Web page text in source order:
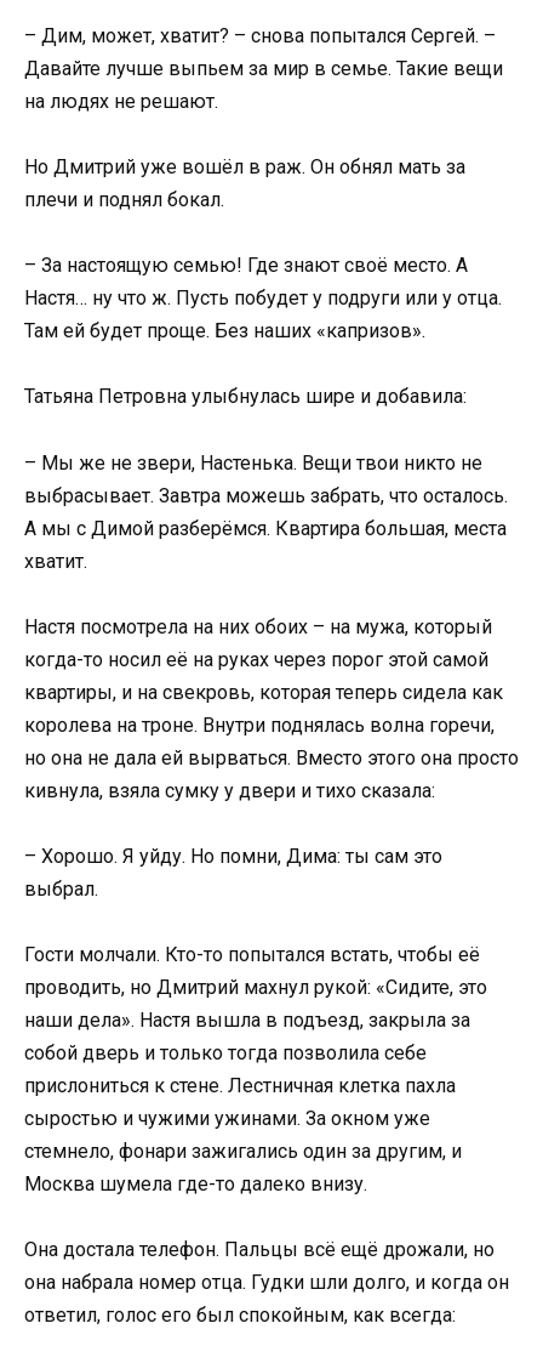
– Дим, может, хватит? – снова попытался Сергей. –
Давайте лучше выпьем за мир в семье. Такие вещи
на людях не решают.
Но Дмитрий уже вошёл в раж. Он обнял мать за
плечи и поднял бокал.
– За настоящую семью! Где знают своё место. А
Настя… ну что ж. Пусть побудет у подруги или у отца.
Там ей будет проще. Без наших «капризов».
Татьяна Петровна улыбнулась шире и добавила:
– Мы же не звери, Настенька. Вещи твои никто не
выбрасывает. Завтра можешь забрать, что осталось.
А мы с Димой разберёмся. Квартира большая, места
хватит.
Настя посмотрела на них обоих – на мужа, который
когда-то носил её на руках через порог этой самой
квартиры, и на свекровь, которая теперь сидела как
королева на троне. Внутри поднялась волна горечи,
но она не дала ей вырваться. Вместо этого она просто
кивнула, взяла сумку у двери и тихо сказала:
– Хорошо. Я уйду. Но помни, Дима: ты сам это
выбрал.
Гости молчали. Кто-то попытался встать, чтобы её
проводить, но Дмитрий махнул рукой: «Сидите, это
наши дела». Настя вышла в подъезд, закрыла за
собой дверь и только тогда позволила себе
прислониться к стене. Лестничная клетка пахла
сыростью и чужими ужинами. За окном уже
стемнело, фонари зажигались один за другим, и
Москва шумела где-то далеко внизу.
Она достала телефон. Пальцы всё ещё дрожали, но
она набрала номер отца. Гудки шли долго, и когда он
ответил, голос его был спокойным, как всегда: